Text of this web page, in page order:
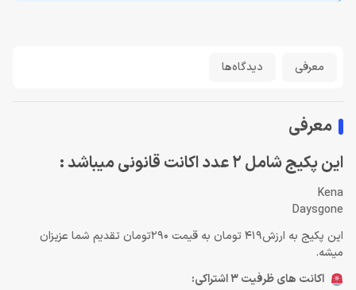
معرفی دیدگاه‌ها
معرفی
این پکیج شامل 2 عدد اکانت قانونی میباشد :
Kena
Daysgone
این پکیج به ارزش419 تومان به قیمت 290تومان تقدیم شما عزیزان
میشه.
اکانت های ظرفیت 3 اشتراکی: